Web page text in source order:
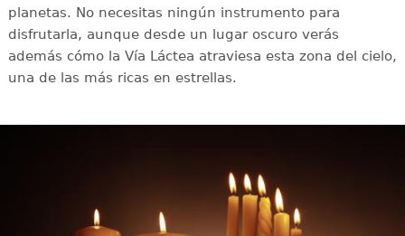
planetas. No necesitas ningún instrumento para
disfrutarla, aunque desde un lugar oscuro verás
además cómo la Vía Láctea atraviesa esta zona del cielo,
una de las más ricas en estrellas.